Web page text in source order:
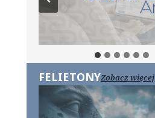
FELIETONYZobacz więcej